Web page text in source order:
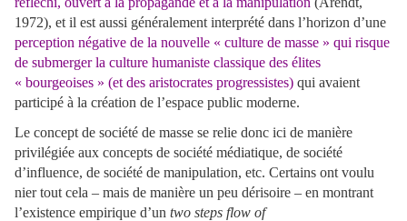
1972), et il est aussi généralement interprété dans l’horizon d’une
perception négative de la nouvelle « culture de masse » qui risque
de submerger la culture humaniste classique des élites
« bourgeoises » (et des aristocrates progressistes) qui avaient
participé à la création de l’espace public moderne.
Le concept de société de masse se relie donc ici de manière
privilégiée aux concepts de société médiatique, de société
d’influence, de société de manipulation, etc. Certains ont voulu
nier tout cela – mais de manière un peu dérisoire – en montrant
l’existence empirique d’un two steps flow of